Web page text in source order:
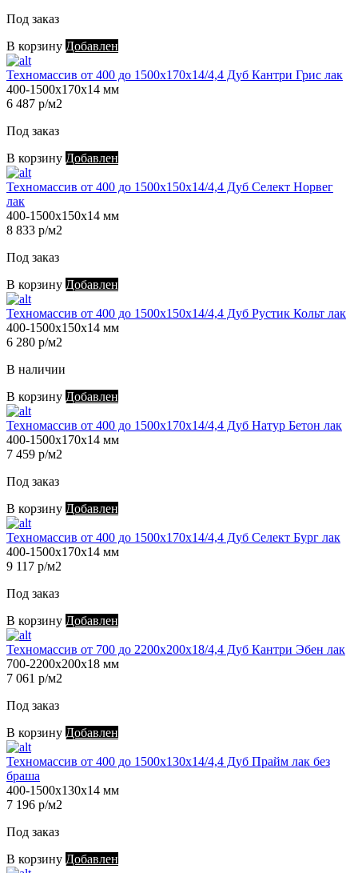
Под заказ
В корзину Добавлен
Техномассив от 400 до 1500х170х14/4,4 Дуб Кантри Грис лак
400-1500х170х14 мм
6 487 р/м2
Под заказ
В корзину Добавлен
Техномассив от 400 до 1500х150х14/4,4 Дуб Селект Норвег
лак
400-1500х150х14 мм
8 833 р/м2
Под заказ
В корзину Добавлен
Техномассив от 400 до 1500х150х14/4,4 Дуб Рустик Кольт лак
400-1500х150х14 мм
6 280 р/м2
В наличии
В корзину Добавлен
Техномассив от 400 до 1500х170х14/4,4 Дуб Натур Бетон лак
400-1500х170х14 мм
7 459 р/м2
Под заказ
В корзину Добавлен
Техномассив от 400 до 1500х170х14/4,4 Дуб Селект Бург лак
400-1500х170х14 мм
9 117 р/м2
Под заказ
В корзину Добавлен
Техномассив от 700 до 2200х200х18/4,4 Дуб Кантри Эбен лак
700-2200х200х18 мм
7 061 р/м2
Под заказ
В корзину Добавлен
Техномассив от 400 до 1500х130х14/4,4 Дуб Прайм лак без
браша
400-1500х130х14 мм
7 196 р/м2
Под заказ
В корзину Добавлен